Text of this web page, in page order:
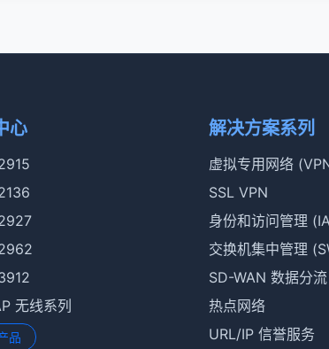
心
无线系列
品
解决方案系列
虚拟专用网络
SSL VPN
身份和访问管理
交换机集中管理
SD-WAN 数据分流
热点网络
URL/IP 信誉服务